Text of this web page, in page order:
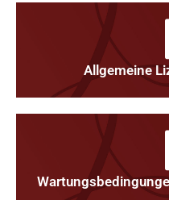
Allgemeine